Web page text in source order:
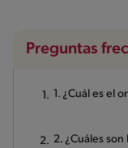
Preguntas
1. ¿Cuál es el
2. ¿Cuáles